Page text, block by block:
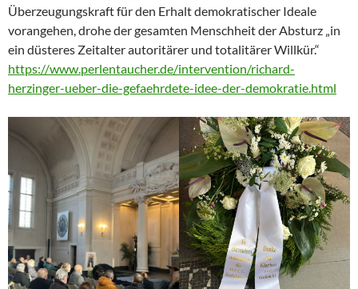
Überzeugungskraft für den Erhalt demokratischer Ideale
vorangehen, drohe der gesamten Menschheit der Absturz „in
ein düsteres Zeitalter autoritärer und totalitärer Willkür.“
https://www.perlentaucher.de/intervention/richard-
herzinger-ueber-die-gefaehrdete-idee-der-demokratie.html